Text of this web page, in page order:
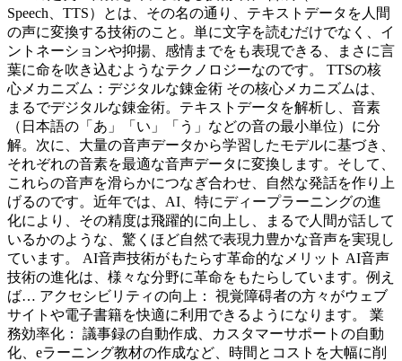
Speech、TTS）とは、その名の通り、テキストデータを人間
の声に変換する技術のこと。単に文字を読むだけでなく、イ
ントネーションや抑揚、感情までをも表現できる、まさに言
葉に命を吹き込むようなテクノロジーなのです。 TTSの核
心メカニズム：デジタルな錬金術 その核心メカニズムは、
まるでデジタルな錬金術。テキストデータを解析し、音素
（日本語の「あ」「い」「う」などの音の最小単位）に分
解。次に、大量の音声データから学習したモデルに基づき、
それぞれの音素を最適な音声データに変換します。そして、
これらの音声を滑らかにつなぎ合わせ、自然な発話を作り上
げるのです。近年では、AI、特にディープラーニングの進
化により、その精度は飛躍的に向上し、まるで人間が話して
いるかのような、驚くほど自然で表現力豊かな音声を実現し
ています。 AI音声技術がもたらす革命的なメリット AI音声
技術の進化は、様々な分野に革命をもたらしています。例え
ば… アクセシビリティの向上： 視覚障碍者の方々がウェブ
サイトや電子書籍を快適に利用できるようになります。 業
務効率化： 議事録の自動作成、カスタマーサポートの自動
化、eラーニング教材の作成など、時間とコストを大幅に削